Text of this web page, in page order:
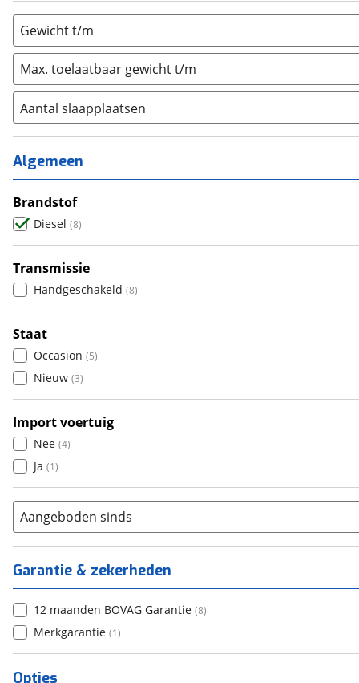
Gewicht t/m
Max. toelaatbaar gewicht t/m
Aantal slaapplaatsen
1 (2)
2 (0)
3 (0)
4 (0)
5 (0)
6+ (0)
Algemeen
Brandstof
Diesel (8)
Transmissie
Handgeschakeld (8)
Staat
Occasion (5)
Nieuw (3)
Import voertuig
Nee (4)
Ja (1)
Aangeboden sinds
Garantie & zekerheden
12 maanden BOVAG Garantie (8)
Merkgarantie (1)
Opties